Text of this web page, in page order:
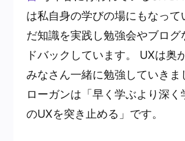
は私自身の学びの場にもなって
だ知識を実践し勉強会やブログ
ドバックしています。 UXは奥
みなさん一緒に勉強していきま
ローガンは「早く学ぶより深く
のUXを突き止める」です。